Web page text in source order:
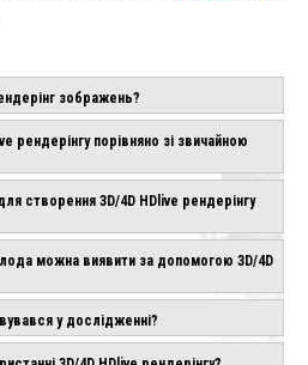
зображень?
рендерінгу порівняно зі звичайною
створення 3D/4D HDlive рендерінгу
можна виявити за допомогою 3D/4D
у дослідженні?
З
CHISON SONOGO
EBIT 90